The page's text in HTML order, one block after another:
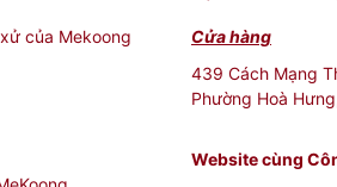
giữ nhiệt và khiến bình nhanh
15 phút mới cho nước lạnh
của Mekoong
Cửa hàng
439 Cách Mạng
Phường Hoà
Website cùng